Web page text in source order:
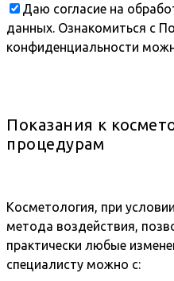
Даю согласие на
данных. Ознакомиться с
конфиденциальности
Показания к
процедурам
Косметология, при
метода воздействия,
практически любые
специалисту можно с: